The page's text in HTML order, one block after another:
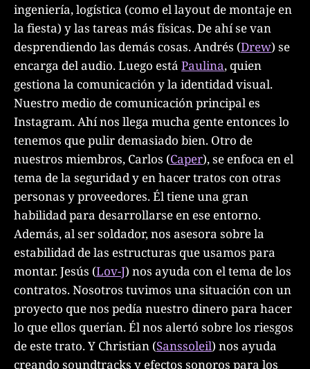
ingeniería, logística (como el layout de montaje en
la fiesta) y las tareas más físicas. De ahí se van
desprendiendo las demás cosas. Andrés (Drew) se
encarga del audio. Luego está Paulina, quien
gestiona la comunicación y la identidad visual.
Nuestro medio de comunicación principal es
Instagram. Ahí nos llega mucha gente entonces lo
tenemos que pulir demasiado bien. Otro de
nuestros miembros, Carlos (Caper), se enfoca en el
tema de la seguridad y en hacer tratos con otras
personas y proveedores. Él tiene una gran
habilidad para desarrollarse en ese entorno.
Además, al ser soldador, nos asesora sobre la
estabilidad de las estructuras que usamos para
montar. Jesús (Lov-J) nos ayuda con el tema de los
contratos. Nosotros tuvimos una situación con un
proyecto que nos pedía nuestro dinero para hacer
lo que ellos querían. Él nos alertó sobre los riesgos
de este trato. Y Christian (Sanssoleil) nos ayuda
creando soundtracks y efectos sonoros para los